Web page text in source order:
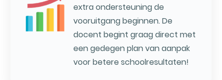
extra ondersteuning de
vooruitgang beginnen. De
docent begint graag direct met
een gedegen plan van aanpak
voor betere schoolresultaten!